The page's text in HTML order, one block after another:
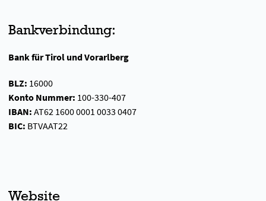
Bankverbindung:
Bank für Tirol und Vorarlberg
BLZ: 16000
Konto Nummer: 100-330-407
IBAN: AT62 1600 0001 0033 0407
BIC: BTVAAT22
Website